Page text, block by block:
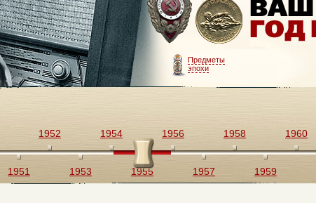
Предметы
эпохи
1951
1952
1953
1954
1955
1956
1957
1958
1959
1960